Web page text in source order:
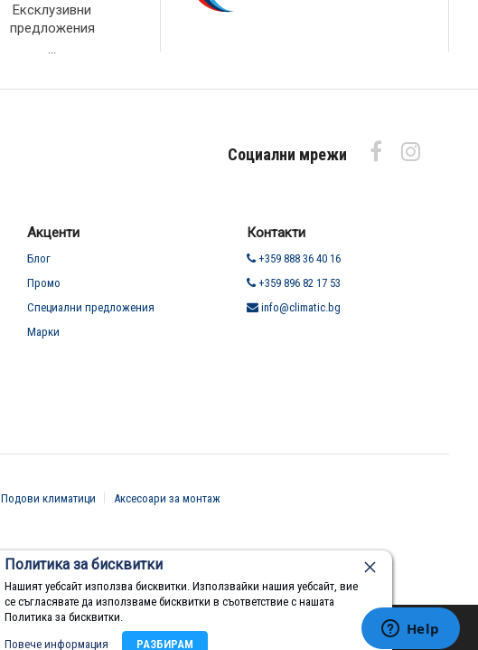
Политика за бисквитки
Нашият уебсайт използва бисквитки. Използвайки нашия уебсайт, вие
се съгласявате да използваме бисквитки в съответствие с нашата
Политика за бисквитки.
Повече информация
РАЗБИРАМ
Ексклузивни
предложения
Социални мрежи
Акценти
Блог
Промо
Специални предложения
Марки
Контакти
+359 888 36 40 16
+359 896 82 17 53
info@climatic.bg
Подови климатици Аксесоари за монтаж